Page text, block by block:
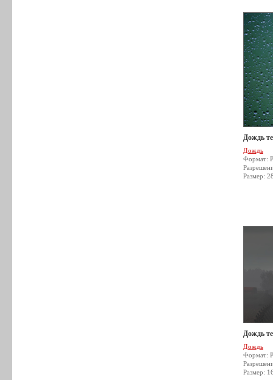
Дождь
Дождь
Формат:
Размер:
Дождь
Дождь
Формат:
Размер: